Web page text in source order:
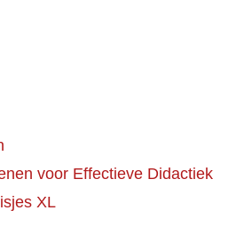
voor Effectieve Didactiek
XL